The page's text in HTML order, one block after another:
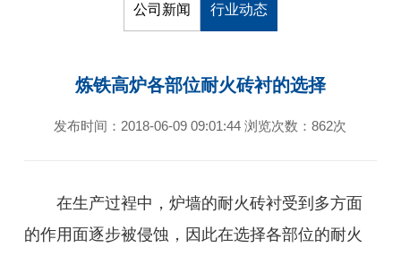
公司新闻 行业动态
炼铁高炉各部位耐火砖衬的选择
发布时间：2018-06-09 09:01:44 浏览次数：862次
在生产过裎中，炉墙的耐火砖衬受到多方面
的作用面逐步被侵蚀，因此在选择各部位的耐火